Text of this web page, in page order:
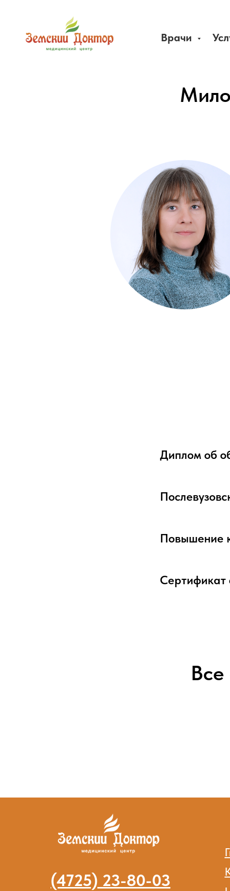
Врачи
Диплом об
Повышение
Сертификат
Все
(4725) 23-80-03